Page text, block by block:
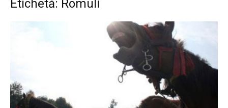
Etichetă: Romuli